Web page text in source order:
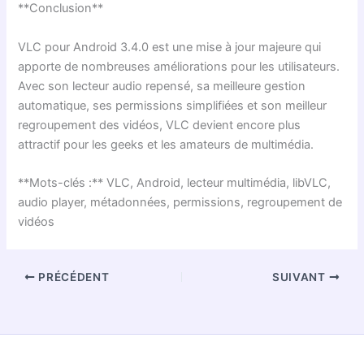
**Conclusion**
VLC pour Android 3.4.0 est une mise à jour majeure qui
apporte de nombreuses améliorations pour les utilisateurs.
Avec son lecteur audio repensé, sa meilleure gestion
automatique, ses permissions simplifiées et son meilleur
regroupement des vidéos, VLC devient encore plus
attractif pour les geeks et les amateurs de multimédia.
**Mots-clés :** VLC, Android, lecteur multimédia, libVLC,
audio player, métadonnées, permissions, regroupement de
vidéos
PRÉCÉDENT SUIVANT